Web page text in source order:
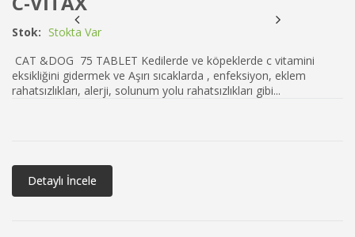
Stok: Stokta Var
CAT &DOG 75 TABLET Kedilerde ve köpeklerde c vitamini
eksikliğini gidermek ve Aşırı sıcaklarda , enfeksiyon, eklem
rahatsızlıkları, alerji, solunum yolu rahatsızlıkları gibi...
Detaylı İncele